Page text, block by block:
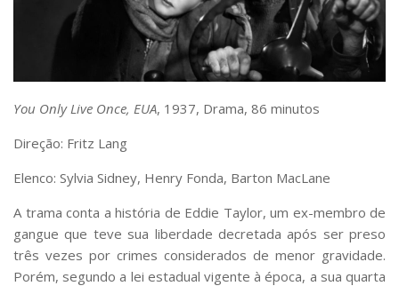
You Only Live Once, EUA, 1937, Drama, 86 minutos
Direção: Fritz Lang
Elenco: Sylvia Sidney, Henry Fonda, Barton MacLane
A trama conta a história de Eddie Taylor, um ex-membro de
gangue que teve sua liberdade decretada após ser preso
três vezes por crimes considerados de menor gravidade.
Porém, segundo a lei estadual vigente à época, a sua quarta